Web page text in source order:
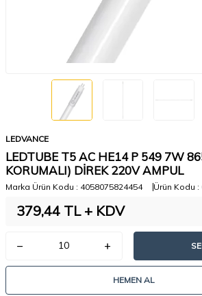
LEDVANCE
LEDTUBE T5 AC HE14 P 549 7W
KORUMALI) DİREK 220V AMPUL
Marka Ürün Kodu : 4058075824454 Ürün Kodu :
379,44 TL + KDV
HEMEN AL